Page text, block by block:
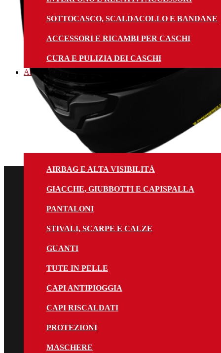
SOTTOCASCO, SCALDACOLLO E BANDANE
ACCESSORI E RICAMBI PER CASCHI
CURA E PULIZIA DEI CASCHI
Abbigliamento
AIRBAG E ALTA VISIBILITÀ
GIACCHE, GIUBBOTTI E CAPISPALLA
PANTALONI
STIVALI, SCARPE E CALZE
GUANTI
TUTE IN PELLE
CAPI ANTIPIOGGIA
CAPI RISCALDATI
PROTEZIONI
MASCHERE